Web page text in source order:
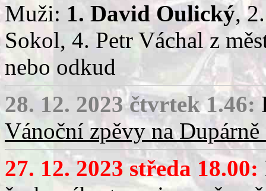
Muži: 1. David Oulický,
Sokol, 4. Petr Váchal z
nebo odkud
28. 12. 2023 čtvrtek 1.46:
Vánoční zpěvy na
27. 12. 2023 středa 18.00: